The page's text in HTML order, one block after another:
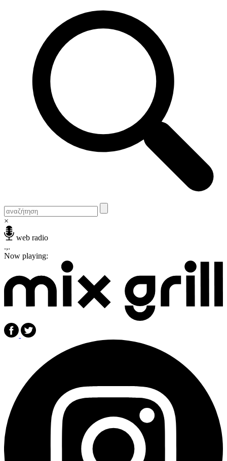
×
web radio
.,.
Now playing: